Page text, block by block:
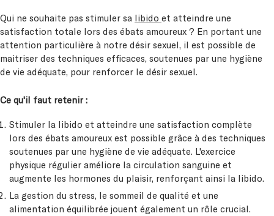
Qui ne souhaite pas stimuler sa libido et atteindre une
satisfaction totale lors des ébats amoureux ? En portant une
attention particulière à notre désir sexuel, il est possible de
maitriser des techniques efficaces, soutenues par une hygiène
de vie adéquate, pour renforcer le désir sexuel.
Ce qu'il faut retenir :
Stimuler la libido et atteindre une satisfaction complète
lors des ébats amoureux est possible grâce à des techniques
soutenues par une hygiène de vie adéquate. L'exercice
physique régulier améliore la circulation sanguine et
augmente les hormones du plaisir, renforçant ainsi la libido.
La gestion du stress, le sommeil de qualité et une
alimentation équilibrée jouent également un rôle crucial.